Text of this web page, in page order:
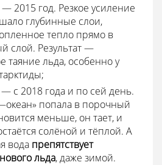
— 2015 год. Резкое усиление
глубинные слои,
тепло прямо в
слой. Результат —
таяние льда, особенно у
— с 2018 года и по сей день.
попала в порочный
меньше, он тает, и
солёной и тёплой. А
вода препятствует
льда, даже зимой.